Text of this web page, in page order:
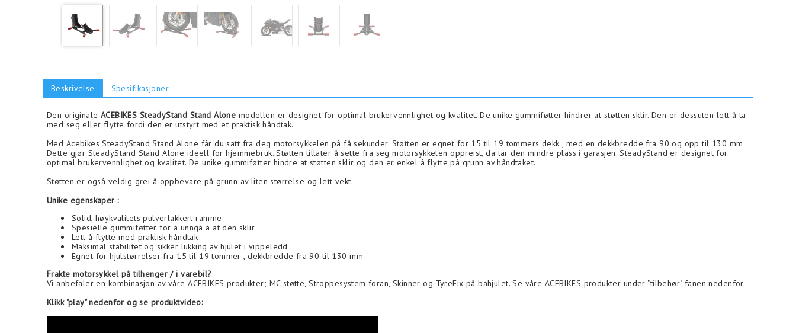
Beskrivelse Spesifikasjoner
Den originale ACEBIKES SteadyStand Stand Alone modellen er designet for optimal brukervennlighet og kvalitet. De unike gummiføtter hindrer at støtten sklir. Den er dessuten lett å ta
med seg eller flytte fordi den er utstyrt med et praktisk håndtak.
Med Acebikes SteadyStand Stand Alone får du satt fra deg motorsykkelen på få sekunder. Støtten er egnet for 15 til 19 tommers dekk , med en dekkbredde fra 90 og opp til 130 mm.
Dette gjør SteadyStand Stand Alone ideell for hjemmebruk. Støtten tillater å sette fra seg motorsykkelen oppreist, da tar den mindre plass i garasjen. SteadyStand er designet for
optimal brukervennlighet og kvalitet. De unike gummiføtter hindre at støtten sklir og den er enkel å flytte på grunn av håndtaket.
Støtten er også veldig grei å oppbevare på grunn av liten størrelse og lett vekt.
Unike egenskaper :
Solid, høykvalitets pulverlakkert ramme
Spesielle gummiføtter for å unngå å at den sklir
Lett å flytte med praktisk håndtak
Maksimal stabilitet og sikker lukking av hjulet i vippeledd
Egnet for hjulstørrelser fra 15 til 19 tommer , dekkbredde fra 90 til 130 mm
Frakte motorsykkel på tilhenger / i varebil?
Vi anbefaler en kombinasjon av våre ACEBIKES produkter; MC støtte, Stroppesystem foran, Skinner og TyreFix på bahjulet. Se våre ACEBIKES produkter under "tilbehør" fanen nedenfor.
Klikk "play" nedenfor og se produktvideo: